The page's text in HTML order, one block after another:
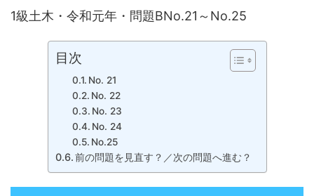
1級土木・令和元年・問題BNo.21～No.25
目次
No. 21
No. 22
No. 23
No. 24
No.25
前の問題を見直す？／次の問題へ進む？